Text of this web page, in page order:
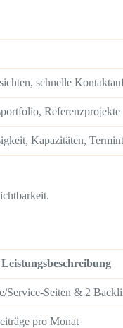
schnelle
Referenzprojekte
Kapazitäten,
Leistungsbeschreibung
Service-Seiten & 2
pro Monat